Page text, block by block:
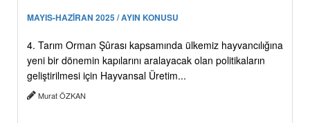
MAYIS-HAZİRAN 2025 / AYIN KONUSU
4. Tarım Orman Şûrası kapsamında ülkemiz hayvancılığına
yeni bir dönemin kapılarını aralayacak olan politikaların
geliştirilmesi için Hayvansal Üretim...
Murat ÖZKAN